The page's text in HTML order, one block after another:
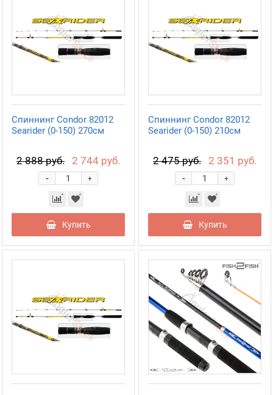
Спиннинг Condor 82012
Searider (0-150) 270см
2 888 руб. 2 744 руб.
+
-
Купить
Спиннинг Condor 82012
Searider (0-150) 210см
2 475 руб. 2 351 руб.
+
-
Купить